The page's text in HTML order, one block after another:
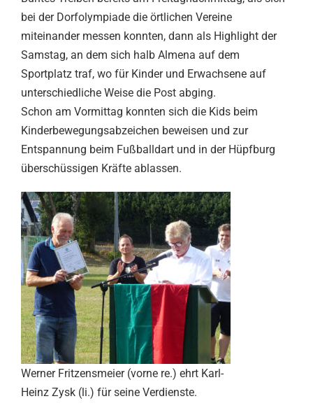
bei der Dorfolympiade die örtlichen Vereine
miteinander messen konnten, dann als Highlight der
Samstag, an dem sich halb Almena auf dem
Sportplatz traf, wo für Kinder und Erwachsene auf
unterschiedliche Weise die Post abging.
Schon am Vormittag konnten sich die Kids beim
Kinderbewegungsabzeichen beweisen und zur
Entspannung beim Fußballdart und in der Hüpfburg
überschüssigen Kräfte ablassen.
Werner Fritzensmeier (vorne re.) ehrt Karl-
Heinz Zysk (li.) für seine Verdienste.